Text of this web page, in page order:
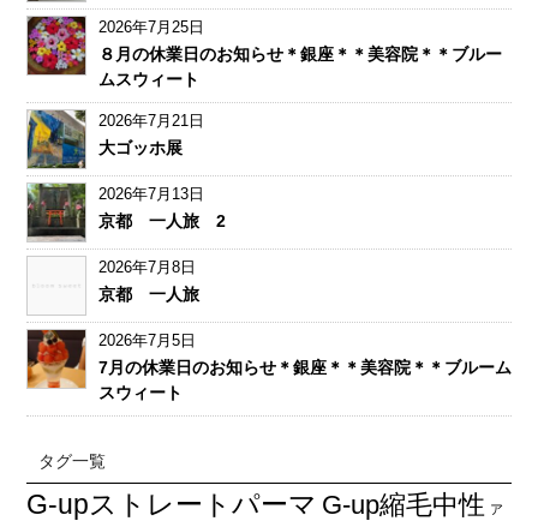
2026年7月25日
８月の休業日のお知らせ＊銀座＊＊美容院＊＊ブルー
ムスウィート
2026年7月21日
大ゴッホ展
2026年7月13日
京都 一人旅 2
2026年7月8日
京都 一人旅
2026年7月5日
7月の休業日のお知らせ＊銀座＊＊美容院＊＊ブルーム
スウィート
タグ一覧
G-upストレートパーマ G-up縮毛中性 ア